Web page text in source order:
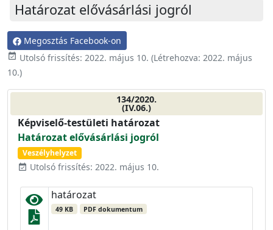
Határozat elővásárlási jogról
Megosztás Facebook-on
event_available Utolsó frissítés: 2022. május 10. (Létrehozva: 2022. május
10.)
134/2020.
(IV.06.)
Képviselő-testületi határozat
Határozat elővásárlási jogról
Veszélyhelyzet
event_available Utolsó frissítés: 2022. május 10.
határozat
49 KB PDF dokumentum